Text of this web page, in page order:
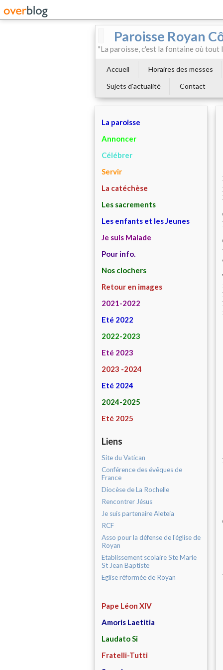
Paroisse Royan
"La paroisse, c'est la fontaine où tout
Accueil Horaires des messes
Sujets d'actualité
Contact
La paroisse
Annoncer
Célébrer
Servir
La catéchèse
Les sacrements
Les enfants et les Jeunes
Je suis Malade
Pour info.
Nos clochers
Retour en images
2021-2022
Eté 2022
2022-2023
Eté 2023
2023 -2024
Eté 2024
2024-2025
Eté 2025
Liens
Site du Vatican
Conférence des évêques de
France
Diocèse de La Rochelle
Rencontrer Jésus
Je suis partenaire Aleteia
RCF
Asso pour la défense de l'église de
Royan
Etablissement scolaire Ste Marie
St Jean Baptiste
Eglise réformée de Royan
Pape Léon XIV
Amoris Laetitia
Laudato Si
Fratelli-Tutti